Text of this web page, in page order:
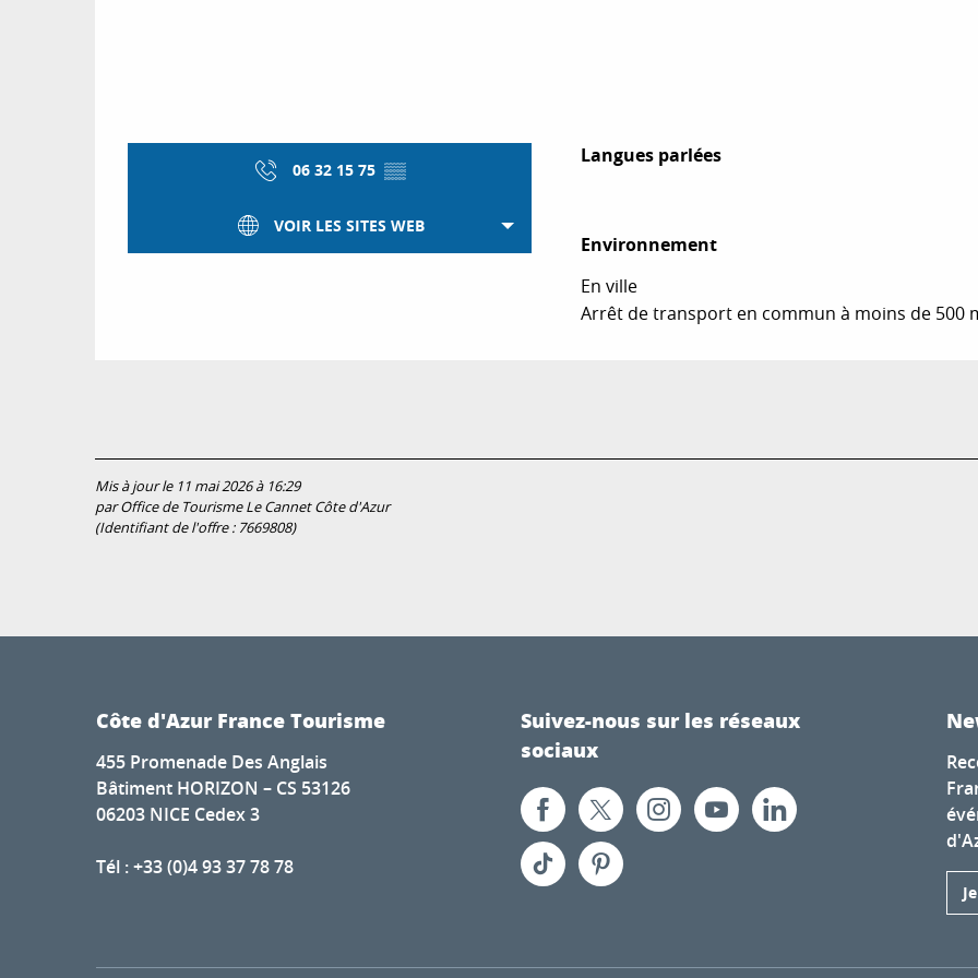
06 32 15 75 ▒▒
VOIR LES SITES WEB
Langues parlées
Langues parlées
Environnement
Environnement
En ville
Arrêt de transport en commun à moins de 500
Mis à jour le 11 mai 2026 à 16:29
par Office de Tourisme Le Cannet Côte d'Azur
(Identifiant de l'offre : 7669808)
Côte d'Azur France Tourisme
455 Promenade Des Anglais
Bâtiment HORIZON – CS 53126
06203 NICE Cedex 3
Tél : +33 (0)4 93 37 78 78
Suivez-nous sur les réseaux
sociaux